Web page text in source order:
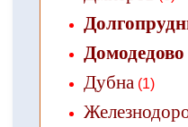
Домодедово
Дубна(1)